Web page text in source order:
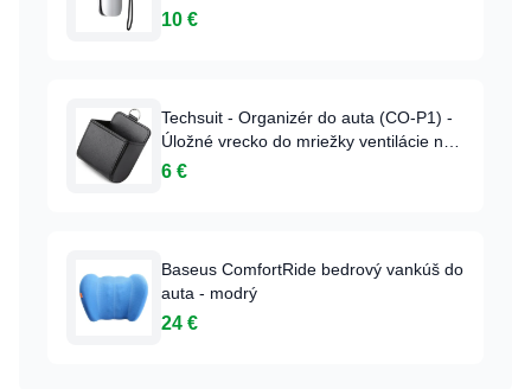
10 €
Techsuit - Organizér do auta (CO-P1) -
Úložné vrecko do mriežky ventilácie na
drobnosti - Čierny
6 €
Baseus ComfortRide bedrový vankúš do
auta - modrý
24 €